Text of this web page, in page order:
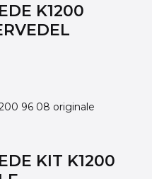
K1200
KIT K1200